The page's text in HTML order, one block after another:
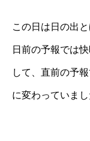
この日は日の出
日前の予報では
して、直前の予
に変わっていまし